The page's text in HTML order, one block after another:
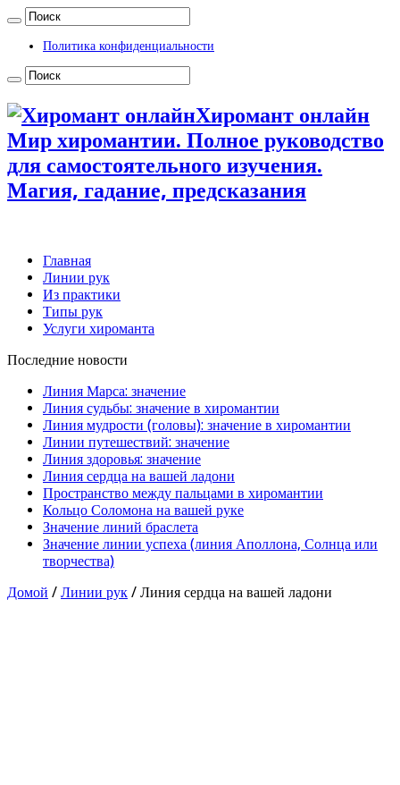
Политика конфиденциальности
Хиромант онлайн
Мир хиромантии. Полное руководство
для самостоятельного изучения.
Магия, гадание, предсказания
Главная
Линии рук
Из практики
Типы рук
Услуги хироманта
Последние новости
Линия Марса: значение
Линия судьбы: значение в хиромантии
Линия мудрости (головы): значение в хиромантии
Линии путешествий: значение
Линия здоровья: значение
Линия сердца на вашей ладони
Пространство между пальцами в хиромантии
Кольцо Соломона на вашей руке
Значение линий браслета
Значение линии успеха (линия Аполлона, Солнца или
творчества)
Домой / Линии рук / Линия сердца на вашей ладони